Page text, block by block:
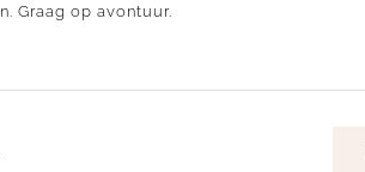
Graag op avontuur.